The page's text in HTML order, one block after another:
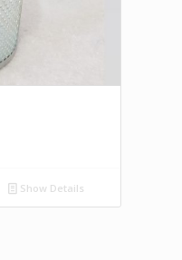
Show Details